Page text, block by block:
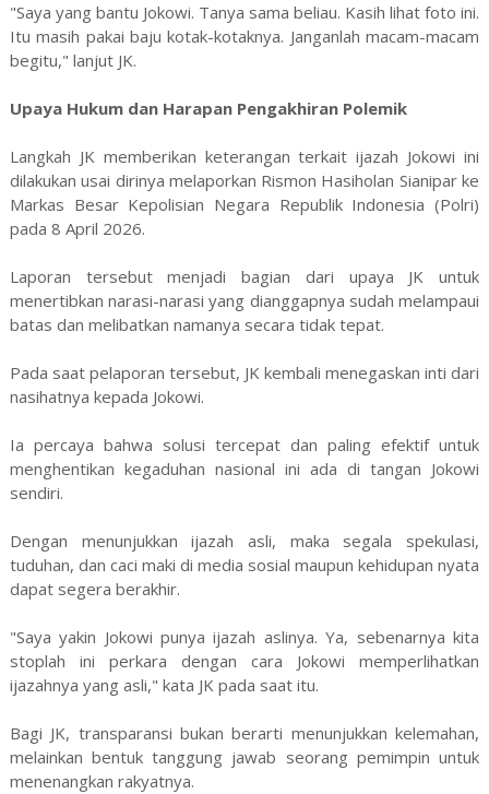
"Saya yang bantu Jokowi. Tanya sama beliau. Kasih lihat foto ini.
Itu masih pakai baju kotak-kotaknya. Janganlah macam-macam
begitu," lanjut JK.
Upaya Hukum dan Harapan Pengakhiran Polemik
Langkah JK memberikan keterangan terkait ijazah Jokowi ini
dilakukan usai dirinya melaporkan Rismon Hasiholan Sianipar ke
Markas Besar Kepolisian Negara Republik Indonesia (Polri)
pada 8 April 2026.
Laporan tersebut menjadi bagian dari upaya JK untuk
menertibkan narasi-narasi yang dianggapnya sudah melampaui
batas dan melibatkan namanya secara tidak tepat.
Pada saat pelaporan tersebut, JK kembali menegaskan inti dari
nasihatnya kepada Jokowi.
Ia percaya bahwa solusi tercepat dan paling efektif untuk
menghentikan kegaduhan nasional ini ada di tangan Jokowi
sendiri.
Dengan menunjukkan ijazah asli, maka segala spekulasi,
tuduhan, dan caci maki di media sosial maupun kehidupan nyata
dapat segera berakhir.
"Saya yakin Jokowi punya ijazah aslinya. Ya, sebenarnya kita
stoplah ini perkara dengan cara Jokowi memperlihatkan
ijazahnya yang asli," kata JK pada saat itu.
Bagi JK, transparansi bukan berarti menunjukkan kelemahan,
melainkan bentuk tanggung jawab seorang pemimpin untuk
menenangkan rakyatnya.